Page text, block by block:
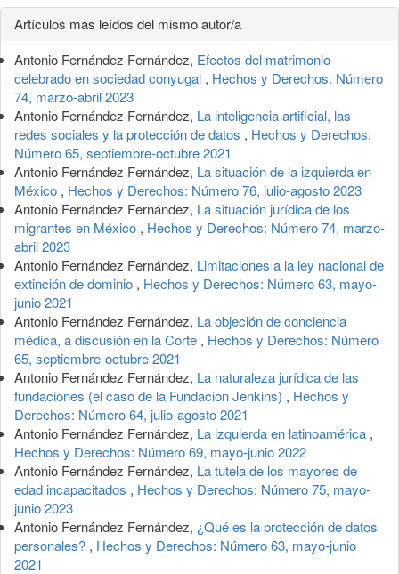
Detalles
del
artículo
Artículos más leídos del mismo autor/a
Antonio Fernández Fernández, Efectos del matrimonio
celebrado en sociedad conyugal , Hechos y Derechos: Número
74, marzo-abril 2023
Antonio Fernández Fernández, La inteligencia artificial, las
redes sociales y la protección de datos , Hechos y Derechos:
Número 65, septiembre-octubre 2021
Antonio Fernández Fernández, La situación de la izquierda en
México , Hechos y Derechos: Número 76, julio-agosto 2023
Antonio Fernández Fernández, La situación jurídica de los
migrantes en México , Hechos y Derechos: Número 74, marzo-
abril 2023
Antonio Fernández Fernández, Limitaciones a la ley nacional de
extinción de dominio , Hechos y Derechos: Número 63, mayo-
junio 2021
Antonio Fernández Fernández, La objeción de conciencia
médica, a discusión en la Corte , Hechos y Derechos: Número
65, septiembre-octubre 2021
Antonio Fernández Fernández, La naturaleza jurídica de las
fundaciones (el caso de la Fundacion Jenkins) , Hechos y
Derechos: Número 64, julio-agosto 2021
Antonio Fernández Fernández, La izquierda en latinoamérica ,
Hechos y Derechos: Número 69, mayo-junio 2022
Antonio Fernández Fernández, La tutela de los mayores de
edad incapacitados , Hechos y Derechos: Número 75, mayo-
junio 2023
Antonio Fernández Fernández, ¿Qué es la protección de datos
personales? , Hechos y Derechos: Número 63, mayo-junio
2021